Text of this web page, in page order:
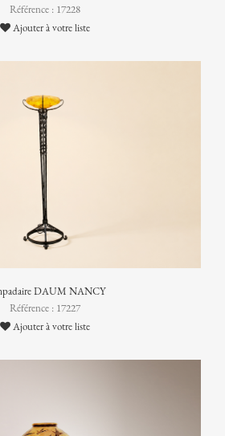
Référence : 17228
Ajouter à votre liste
DAUM NANCY
Référence : 17227
Ajouter à votre liste